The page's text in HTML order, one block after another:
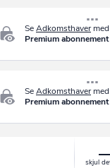
SeAdkomsthaver
Premium abonnement
SeAdkomsthaver
Premium abonnement